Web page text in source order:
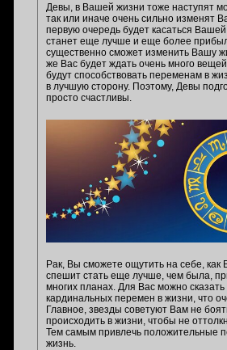
Девы, в Вашей жизни тоже наступят
так или иначе очень сильно изменят
первую очередь будет касаться
станет еще лучше и еще более
существенно сможет изменить Вашу
же Вас будет ждать очень много
будут способствовать переменам в
в лучшую сторону. Поэтому, Девы
просто счастливы.
Рак, Вы сможете ощутить на себе, как
спешит стать еще лучше, чем была,
многих планах. Для Вас можно
кардинальных перемен в жизни, что
Главное, звезды советуют Вам не
происходить в жизни, чтобы не
Тем самым привлечь положительные
жизнь.